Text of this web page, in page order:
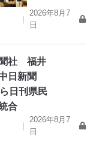
｜
2026年8月7
日
社 福井
日新聞
日刊県民
合
｜
2026年8月7
日